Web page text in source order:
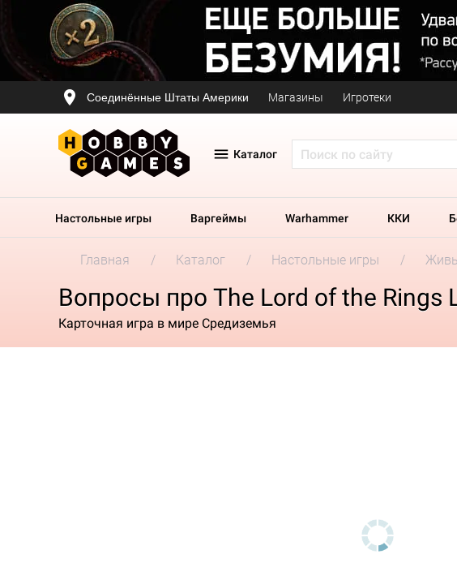
Соединённые Штаты Америки Магазины Игротеки
Каталог
Настольные игры Варгеймы Warhammer ККИ
Главная Каталог Настольные игры
Вопросы про The Lord of the Rings
Карточная игра в мире Средиземья